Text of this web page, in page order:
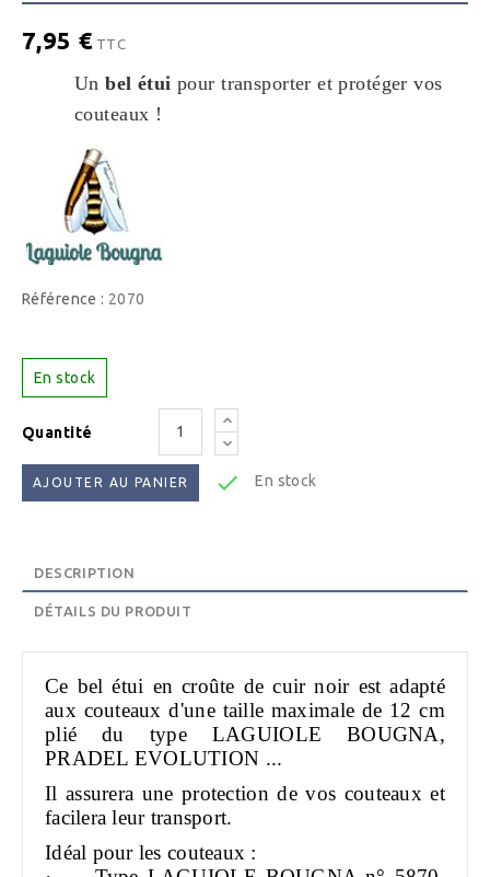
7,95 € TTC
Un bel étuipour transporter et protéger vos
couteaux !
Référence : 2070
En stock
Quantité
AJOUTER AU PANIER  En stock
DESCRIPTION
DÉTAILS DU PRODUIT
Ce bel étui en croûte de cuir noir est adapté
aux couteaux d'une taille maximale de 12 cm
plié du type LAGUIOLE BOUGNA,
PRADEL EVOLUTION ...
Il assurera une protection de vos couteaux et
facilera leur transport.
Idéal pour les couteaux :